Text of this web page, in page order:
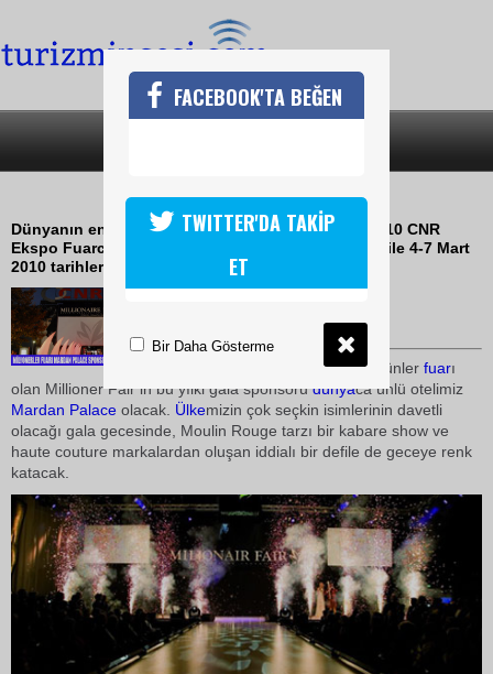
DÜNYANIN EN LÜKS FUARI
Dünyanın en lüks fuarı Millionaire Fair İstanbul 2010 CNR
Ekspo Fuarcılık ve GIJRATH Media Group işbirliği ile 4-7 Mart
2010 tarihleri arasında ikinci kez düzenleniyor
nın 1 numaralılüksürünler fuarı
olan Millioner Fair in bu yılki gala sponsorudünyaca ünlü otelimiz
Mardan Palace olacak. Ülkemizin çok seçkin isimlerinin davetli
olacağı gala gecesinde, Moulin Rouge tarzı bir kabare show ve
haute couture markalardan oluşan iddialı bir defile de geceye renk
katacak.
FACEBOOK'TA BEĞEN
TWITTER'DA TAKİP
ET
Bir Daha Gösterme